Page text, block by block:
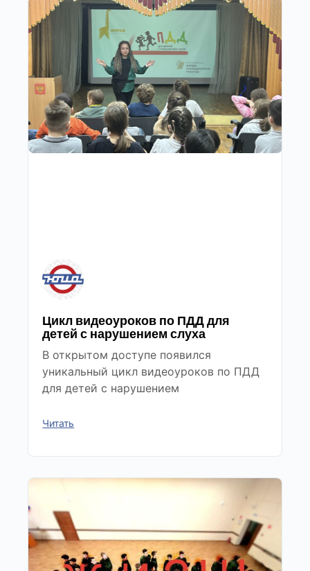
Другие публикации
Цикл видеоуроков по ПДД для
детей с нарушением слуха
В открытом доступе появился
уникальный цикл видеоуроков по ПДД
для детей с нарушением
Читать